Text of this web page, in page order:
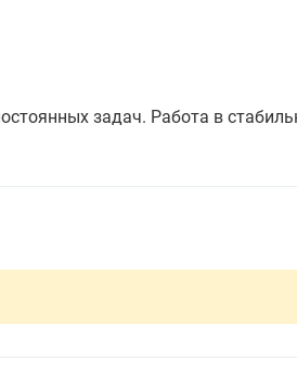
задач. Работа в